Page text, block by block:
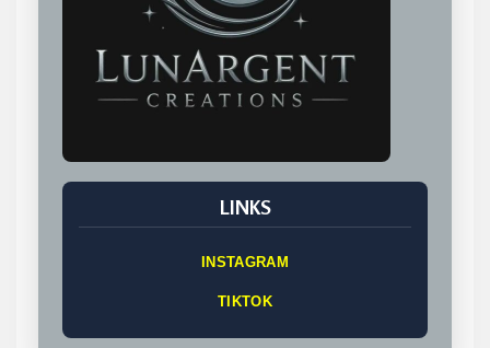
LINKS
INSTAGRAM
TIKTOK